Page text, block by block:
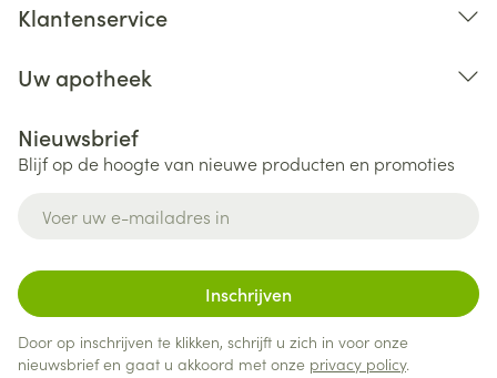
Klantenservice
Uw apotheek
Nieuwsbrief
Blijf op de hoogte van nieuwe producten en promoties
Inschrijven
Door op inschrijven te klikken, schrijft u zich in voor onze
nieuwsbrief en gaat u akkoord met onze privacy policy.